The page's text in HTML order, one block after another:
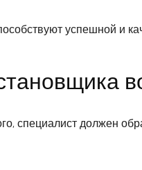
успешной и
специалист должен